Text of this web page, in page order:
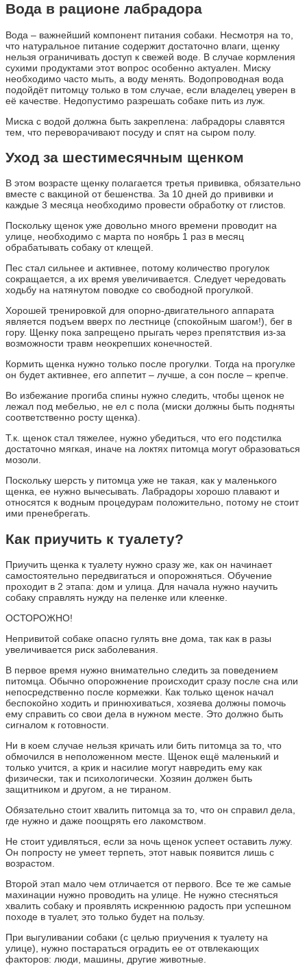
Вода в рационе лабрадора
Вода – важнейший компонент питания собаки. Несмотря на то,
что натуральное питание содержит достаточно влаги, щенку
нельзя ограничивать доступ к свежей воде. В случае кормления
сухими продуктами этот вопрос особенно актуален. Миску
необходимо часто мыть, а воду менять. Водопроводная вода
подойдёт питомцу только в том случае, если владелец уверен в
её качестве. Недопустимо разрешать собаке пить из луж.
Миска с водой должна быть закреплена: лабрадоры славятся
тем, что переворачивают посуду и спят на сыром полу.
Уход за шестимесячным щенком
В этом возрасте щенку полагается третья прививка, обязательно
вместе с вакциной от бешенства. За 10 дней до прививки и
каждые 3 месяца необходимо провести обработку от глистов.
Поскольку щенок уже довольно много времени проводит на
улице, необходимо с марта по ноябрь 1 раз в месяц
обрабатывать собаку от клещей.
Пес стал сильнее и активнее, потому количество прогулок
сокращается, а их время увеличивается. Следует чередовать
ходьбу на натянутом поводке со свободной прогулкой.
Хорошей тренировкой для опорно-двигательного аппарата
является подъем вверх по лестнице (спокойным шагом!), бег в
гору. Щенку пока запрещено прыгать через препятствия из-за
возможности травм неокрепших конечностей.
Кормить щенка нужно только после прогулки. Тогда на прогулке
он будет активнее, его аппетит – лучше, а сон после – крепче.
Во избежание прогиба спины нужно следить, чтобы щенок не
лежал под мебелью, не ел с пола (миски должны быть подняты
соответственно росту щенка).
Т.к. щенок стал тяжелее, нужно убедиться, что его подстилка
достаточно мягкая, иначе на локтях питомца могут образоваться
мозоли.
Поскольку шерсть у питомца уже не такая, как у маленького
щенка, ее нужно вычесывать. Лабрадоры хорошо плавают и
относятся к водным процедурам положительно, потому не стоит
ими пренебрегать.
Как приучить к туалету?
Приучить щенка к туалету нужно сразу же, как он начинает
самостоятельно передвигаться и опорожняться. Обучение
проходит в 2 этапа: дом и улица. Для начала нужно научить
собаку справлять нужду на пеленке или клеенке.
ОСТОРОЖНО!
Непривитой собаке опасно гулять вне дома, так как в разы
увеличивается риск заболевания.
В первое время нужно внимательно следить за поведением
питомца. Обычно опорожнение происходит сразу после сна или
непосредственно после кормежки. Как только щенок начал
беспокойно ходить и принюхиваться, хозяева должны помочь
ему справить со свои дела в нужном месте. Это должно быть
сигналом к готовности.
Ни в коем случае нельзя кричать или бить питомца за то, что
обмочился в неположенном месте. Щенок ещё маленький и
только учится, а крик и насилие могут навредить ему как
физически, так и психологически. Хозяин должен быть
защитником и другом, а не тираном.
Обязательно стоит хвалить питомца за то, что он справил дела,
где нужно и даже поощрять его лакомством.
Не стоит удивляться, если за ночь щенок успеет оставить лужу.
Он попросту не умеет терпеть, этот навык появится лишь с
возрастом.
Второй этап мало чем отличается от первого. Все те же самые
махинации нужно проводить на улице. Не нужно стесняться
хвалить собаку и проявлять искреннюю радость при успешном
походе в туалет, это только будет на пользу.
При выгуливании собаки (с целью приучения к туалету на
улице), нужно постараться оградить ее от отвлекающих
факторов: люди, машины, другие животные.